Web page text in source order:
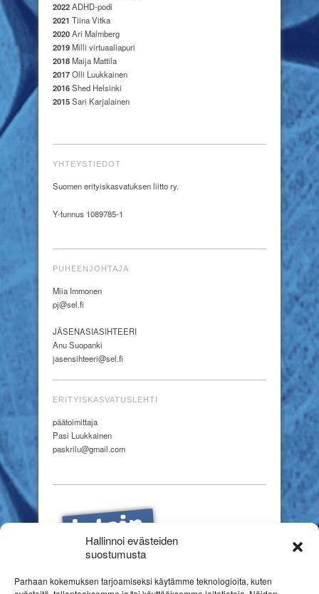
Hallinnoi evästeiden
suostumusta
Parhaan kokemuksen tarjoamiseksi käytämme teknologioita, kuten
2022ADHD-podi
2021 Tiina Vitka
2020Ari Malmberg
2019Milli virtuaaliapuri
2018Maija Mattila
2017Olli Luukkainen
2016Shed Helsinki
2015Sari Karjalainen
YHTEYSTIEDOT
Suomen erityiskasvatuksen liitto ry.
Y-tunnus 1089785-1
PUHEENJOHTAJA
Miia Immonen
pj@sel.fi
JÄSENASIASIHTEERI
Anu Suopanki
jasensihteeri@sel.fi
ERITYISKASVATUSLEHTI
päätoimittaja
Pasi Luukkainen
paskrilu@gmail.com